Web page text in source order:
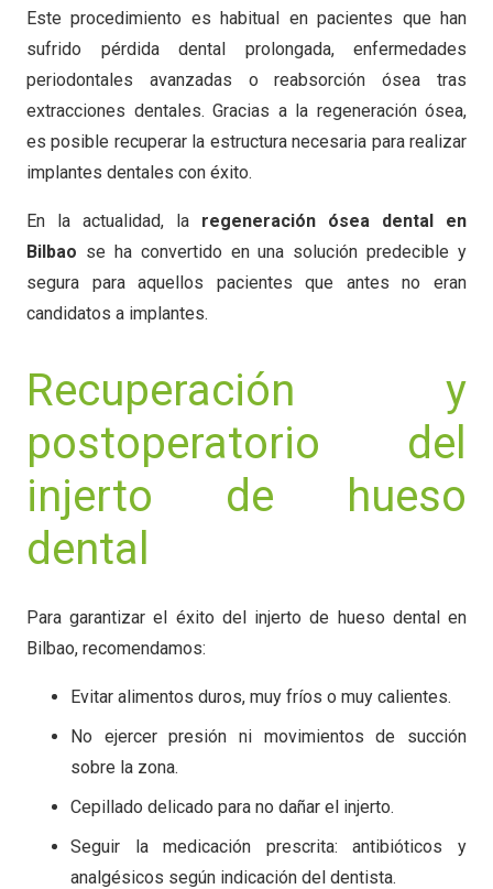
Este procedimiento es habitual en pacientes que han
sufrido pérdida dental prolongada, enfermedades
periodontales avanzadas o reabsorción ósea tras
extracciones dentales. Gracias a la regeneración ósea,
es posible recuperar la estructura necesaria para realizar
implantes dentales con éxito.
En la actualidad, la regeneración ósea dental en
Bilbao se ha convertido en una solución predecible y
segura para aquellos pacientes que antes no eran
candidatos a implantes.
Recuperación y
postoperatorio del
injerto de hueso
dental
Para garantizar el éxito del injerto de hueso dental en
Bilbao, recomendamos:
Evitar alimentos duros, muy fríos o muy calientes.
No ejercer presión ni movimientos de succión
sobre la zona.
Cepillado delicado para no dañar el injerto.
Seguir la medicación prescrita: antibióticos y
analgésicos según indicación del dentista.